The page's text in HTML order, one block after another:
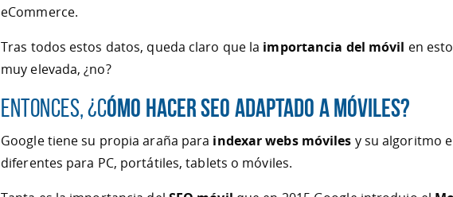
eCommerce.
Tras todos estos datos, queda claro que la importancia del móvil en
muy elevada, ¿no?
Entonces, ¿Cómo hacer SEO adaptado a móviles?
Google tiene su propia araña para indexar webs móviles y su algoritmo
diferentes para PC, portátiles, tablets o móviles.